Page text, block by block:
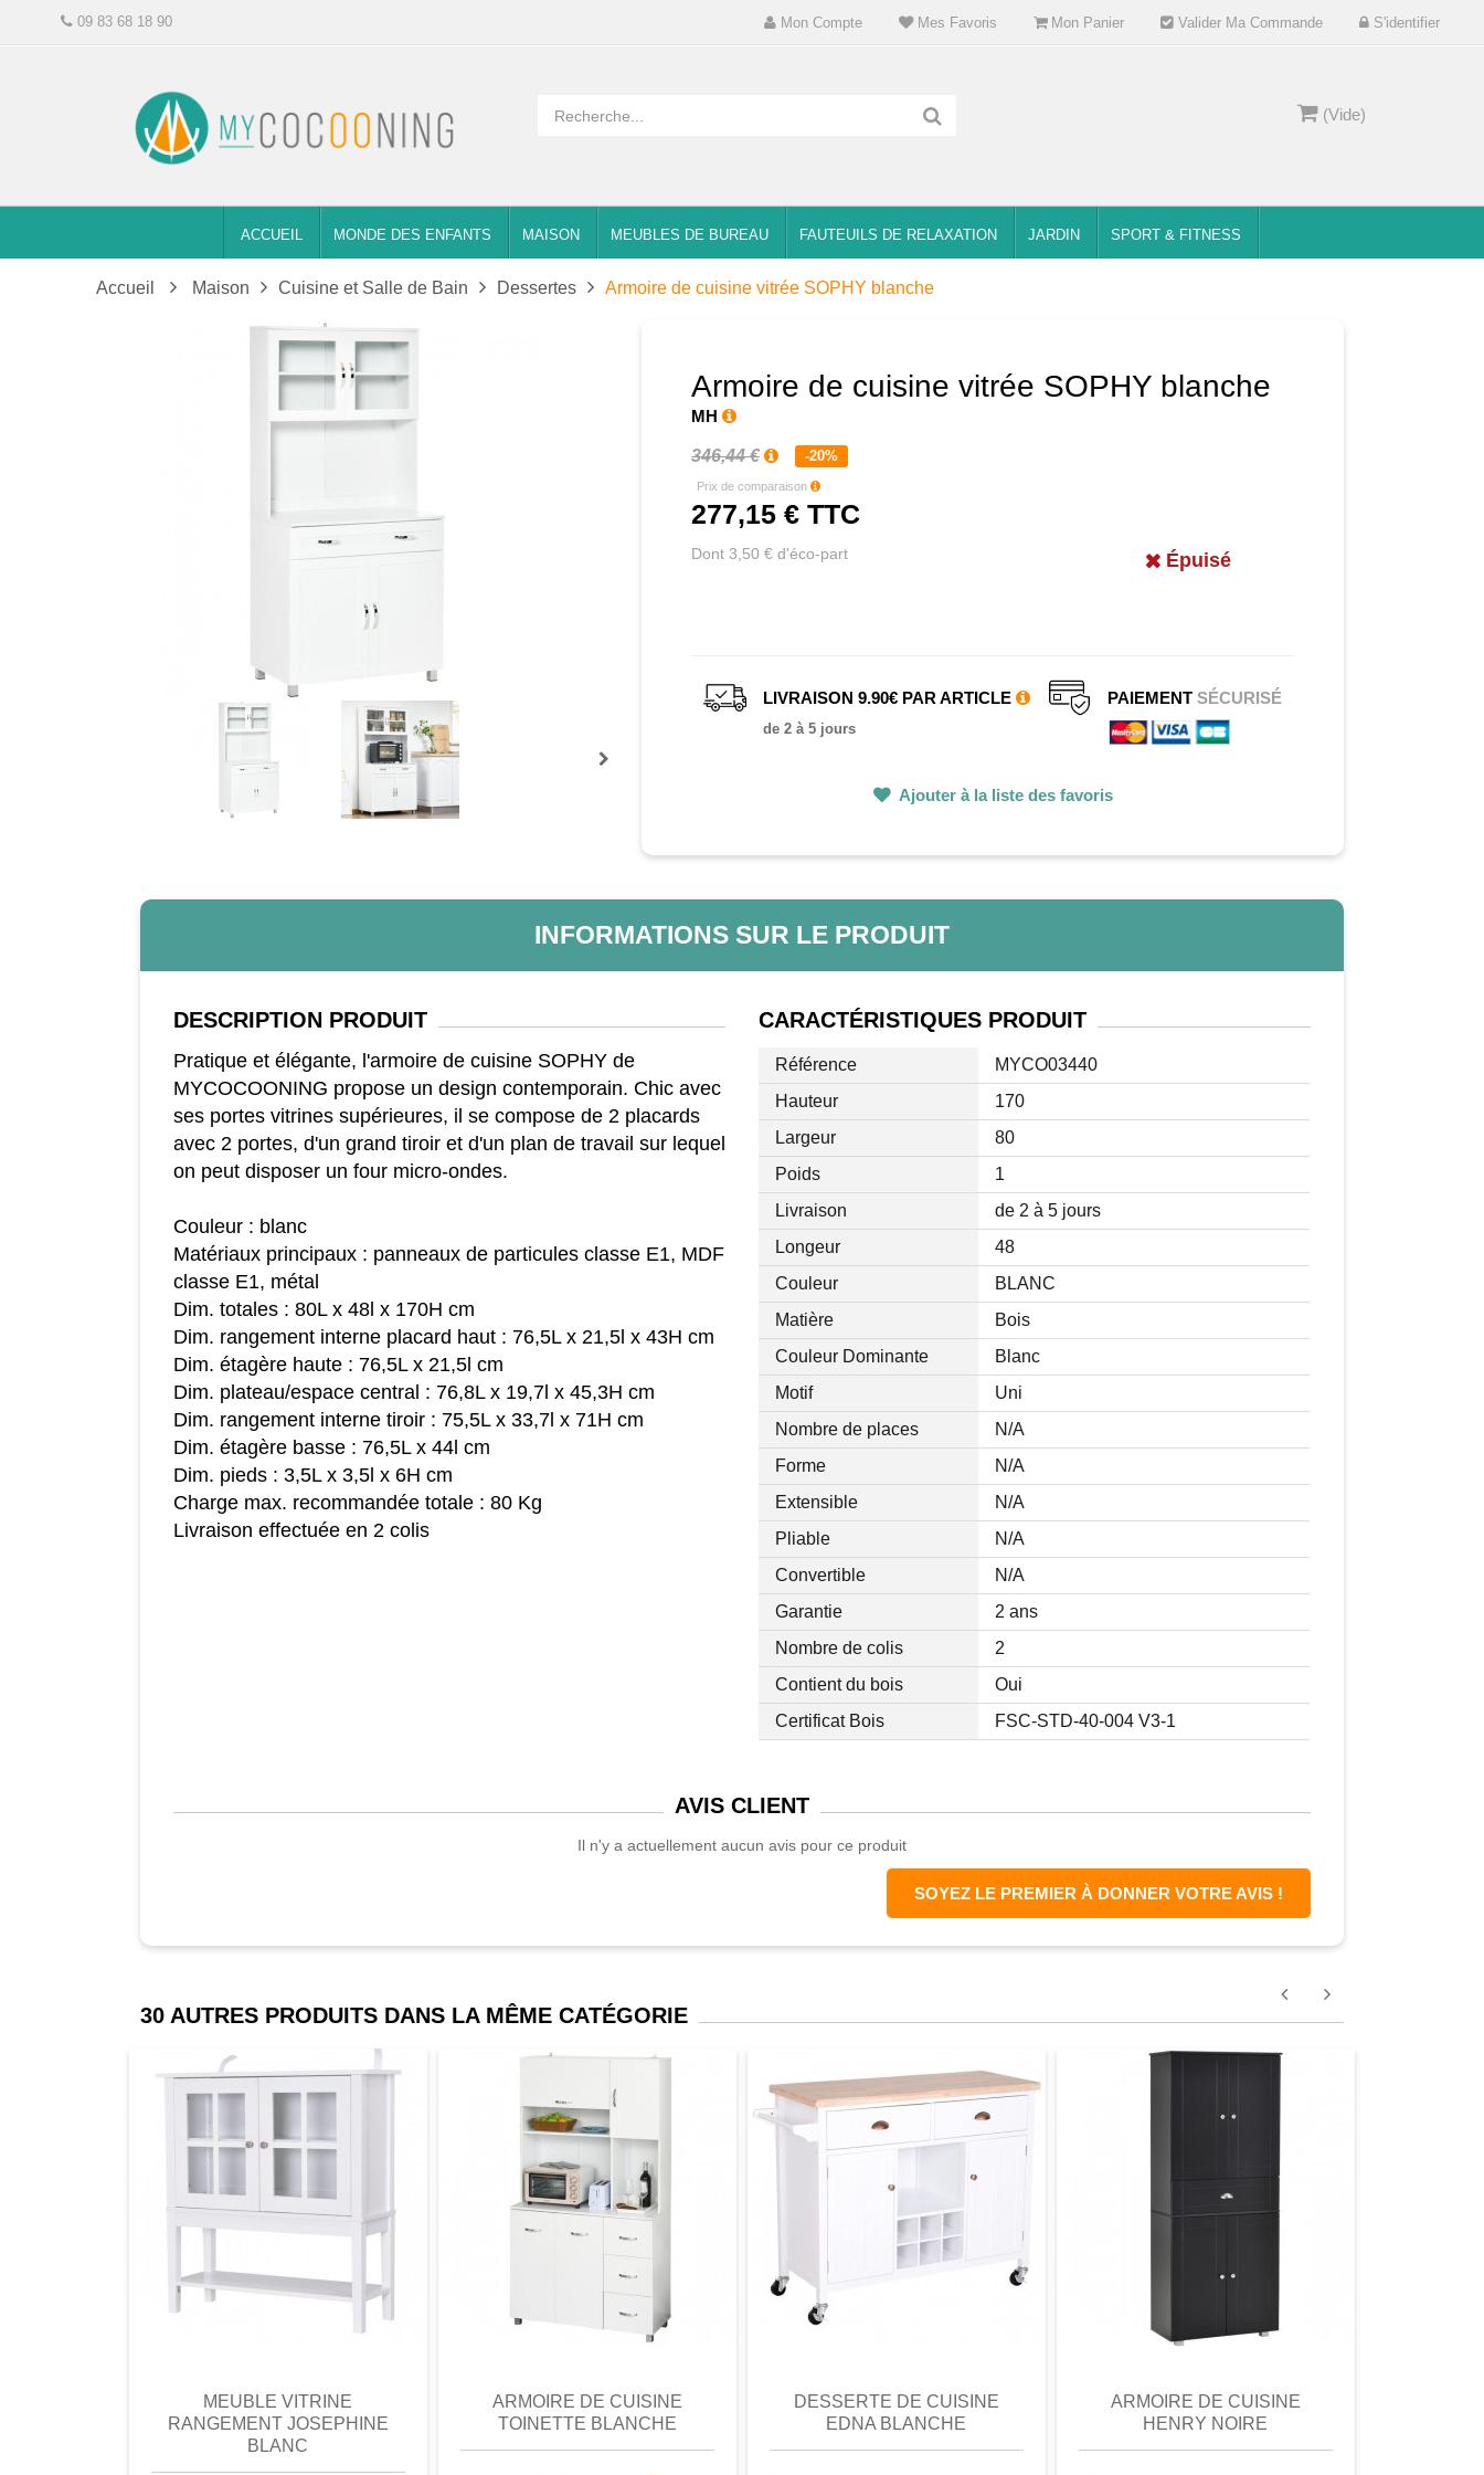
Mon Compte Mes Favoris Mon Panier Valider Ma Commande S'identifier
09 83 68 18 90
(Vide)
ACCUEIL MONDE DES ENFANTS MAISON MEUBLES DE BUREAU FAUTEUILS DE RELAXATION JARDIN SPORT & FITNESS
Accueil Maison Cuisine et Salle de Bain Dessertes Armoire de cuisine vitrée SOPHY blanche
Armoire de cuisine vitrée SOPHY blanche
MH
346,44 € -20%
Prix de comparaison
277,15 € TTC
Dont 3,50 € d'éco-part Épuisé
LIVRAISON 9.90€ PAR ARTICLE
de 2 à 5 jours
PAIEMENTSÉCURISÉ
Ajouter à la liste des favoris
INFORMATIONS SUR LE PRODUIT
DESCRIPTIONPRODUIT
Pratique et élégante, l'armoire de cuisine SOPHY de
MYCOCOONING propose un design contemporain. Chic avec
ses portes vitrines supérieures, il se compose de 2 placards
avec 2 portes, d'un grand tiroir et d'un plan de travail sur lequel
on peut disposer un four micro-ondes.
Couleur : blanc
Matériaux principaux : panneaux de particules classe E1, MDF
classe E1, métal
Dim. totales : 80L x 48l x 170H cm
Dim. rangement interne placard haut : 76,5L x 21,5l x 43H cm
Dim. étagère haute : 76,5L x 21,5l cm
Dim. plateau/espace central : 76,8L x 19,7l x 45,3H cm
Dim. rangement interne tiroir : 75,5L x 33,7l x 71H cm
Dim. étagère basse : 76,5L x 44l cm
Dim. pieds : 3,5L x 3,5l x 6H cm
Charge max. recommandée totale : 80 Kg
Livraison effectuée en 2 colis
CARACTÉRISTIQUESPRODUIT
Référence
MYCO03440
Hauteur
170
Largeur
80
Poids
1
Livraison
de 2 à 5 jours
Longeur
48
Couleur
BLANC
Matière
Bois
Couleur Dominante
Blanc
Motif
Uni
Nombre de places
N/A
Forme
N/A
Extensible
N/A
Pliable
N/A
Convertible
N/A
Garantie
2 ans
Nombre de colis
2
Contient du bois
Oui
Certificat Bois
FSC-STD-40-004 V3-1
AVISCLIENT
Il n'y a actuellement aucun avis pour ce produit
SOYEZ LE PREMIER À DONNER VOTRE AVIS !
30 AUTRES PRODUITS DANS LA MÊME CATÉGORIE
aperçu
MEUBLE VITRINE
RANGEMENT JOSEPHINE
BLANC
comparer aperçu
ARMOIRE DE CUISINE
TOINETTE BLANCHE
Favori comparer
DESSERTE DE CUISINE
EDNA BLANCHE
ARMOIRE DE CUISINE
HENRY NOIRE
Favori